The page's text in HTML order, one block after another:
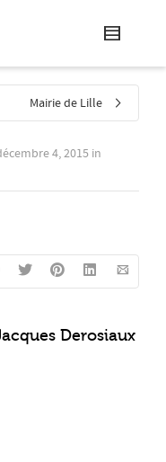
Mairie de Lille
4, 2015 in
Derosiaux